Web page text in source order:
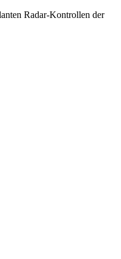
Radar-Kontrollen der